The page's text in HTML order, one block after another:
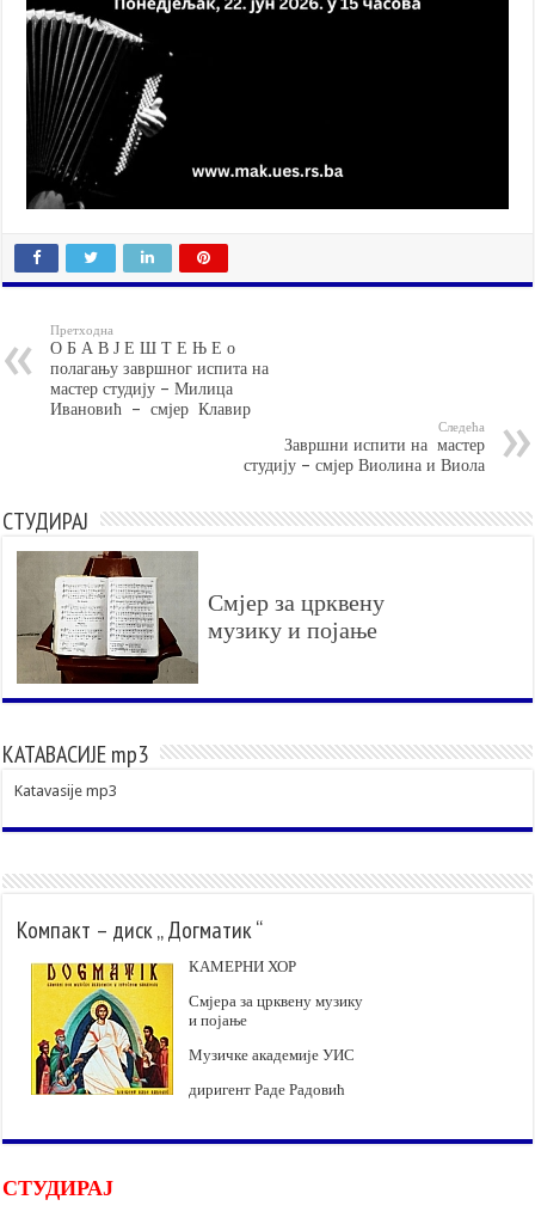
Претходна
О Б А В Ј Е Ш Т Е Њ Е о
полагању завршног испита на
мастер студију – Милица
Ивановић – смјер Клавир
Следећа
Завршни испити на мастер
студију – смјер Виолина и Виола
СТУДИРАЈ
Смјер за црквену
музику и појање
КАТАВАСИЈЕ mp3
Katavasije mp3
Компакт – диск „ Догматик “
КАМЕРНИ ХОР
Смјера за црквену музику
и појање
Музичке академије УИС
диригент Раде Радовић
СТУДИРАЈ